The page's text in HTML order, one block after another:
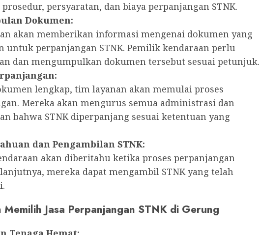
persyaratan, dan biaya perpanjangan STNK.
Dokumen:
akan memberikan informasi mengenai dokumen yang
untuk perpanjangan STNK. Pemilik kendaraan perlu
dan mengumpulkan dokumen tersebut sesuai petunjuk.
lengkap, tim layanan akan memulai proses
Mereka akan mengurus semua administrasi dan
bahwa STNK diperpanjang sesuai ketentuan yang
dan Pengambilan STNK:
akan diberitahu ketika proses perpanjangan
mereka dapat mengambil STNK yang telah
Memilih Jasa Perpanjangan STNK di Gerung